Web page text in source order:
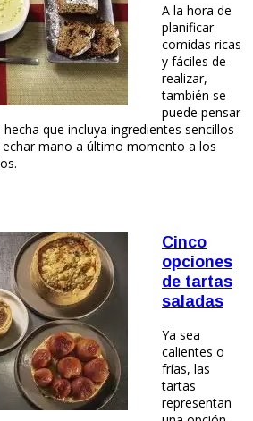
A la hora de
planificar
comidas ricas
y fáciles de
realizar,
también se
puede pensar
que incluya ingredientes sencillos
mano a último momento a los
Cinco
opciones
de tartas
saladas
Ya sea
calientes o
frías, las
tartas
representan